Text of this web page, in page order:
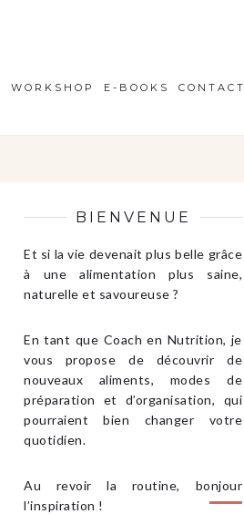
WORKSHOP E-BOOKS CONTACT
BIENVENUE
Et si la vie devenait plus belle grâce
à une alimentation plus saine,
naturelle et savoureuse ?
En tant que Coach en Nutrition, je
vous propose de découvrir de
nouveaux aliments, modes de
préparation et d’organisation, qui
pourraient bien changer votre
quotidien.
Au revoir la routine, bonjour
l’inspiration !